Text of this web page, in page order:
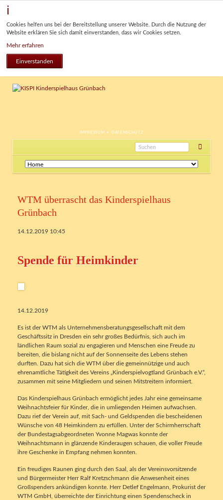
Cookies helfen uns bei der Bereitstellung unserer Website. Durch die Nutzung der
Website erklären Sie sich damit einverstanden, dass wir Cookies setzen.
Mehr erfahren
Einverstanden
NAVIGATION
IMPRESSUM DATENSCHUTZ
Navigation
überspringen
WTM überrascht das Kinderspielhaus
Grünbach
14.12.2019 10:45
Spende für Heimkinder
14.12.2019
Es ist der WTM als Unternehmensberatungsgesellschaft mit dem
Geschäftssitz in Dresden ein sehr großes Bedürfnis, sich auch im
ländlichen Raum sozial zu engagieren und Menschen eine Freude zu
bereiten, die bislang nicht auf der Sonnenseite des Lebens stehen
durften. Dazu hat sich die WTM über die gemeinnützige und auch
ehrenamtliche Tätigkeit des Vereins „Kinderspielvogtland Grünbach e.V.“,
zusammen mit seine Mitgliedern und seinen Mitstreitern informiert.
Das Kinderspielhaus Grünbach ermöglicht jedes Jahr eine gemeinsame
Weihnachtsfeier für Kinder, die in umliegenden Heimen aufwachsen.
Dazu rief der Verein auf, mit Sach- und Geldspenden die bescheidenen
Wünsche von 48 Heimkindern zu erfüllen. Unter der Schirmherrschaft
der Bundestagsabgeordneten Yvonne Magwas konnte der
Weihnachtsmann in glänzende Kinderaugen schauen, die voller Freude
ihre Geschenke in Empfang nehmen konnten.
Ein freudiges Raunen ging durch den Saal, als der Vereinsvorsitzende
und Bürgermeister Herr Ralf Kretzschmann die Anwesenheit eines
Großspenders ankündigen konnte. Herr Detlef Engelmann, Prokurist der
WTM GmbH, überreichte der Einrichtung einen Spendenscheck in